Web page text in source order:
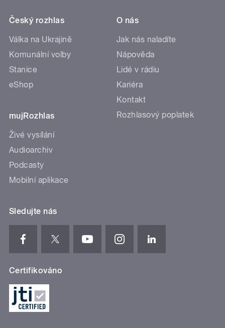
Český rozhlas
Válka na Ukrajině
Komunální volby
Stanice
eShop
mujRozhlas
Živé vysílání
Audioarchiv
Podcasty
Mobilní aplikace
O nás
Jak nás naladíte
Nápověda
Lidé v rádiu
Kariéra
Kontakt
Rozhlasový poplatek
Sledujte nás
Certifikováno